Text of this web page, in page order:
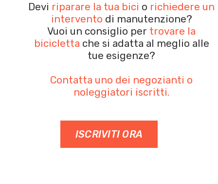
Devi riparare la tua bici o richiedere un
intervento di manutenzione?
Vuoi un consiglio per trovare la
bicicletta che si adatta al meglio alle
tue esigenze?
Contatta uno dei negozianti o
noleggiatori iscritti.
ISCRIVITI ORA